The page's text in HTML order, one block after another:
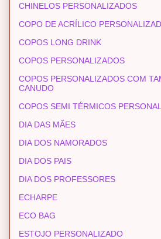
CHINELOS PERSONALIZADOS
COPO DE ACRÍLICO
COPOS LONG DRINK
COPOS PERSONALIZADOS
COPOS PERSONALIZADOS COM
CANUDO
COPOS SEMI TÉRMICOS
DIA DAS MÃES
DIA DOS NAMORADOS
DIA DOS PAIS
DIA DOS PROFESSORES
ECHARPE
ECO BAG
ESTOJO PERSONALIZADO